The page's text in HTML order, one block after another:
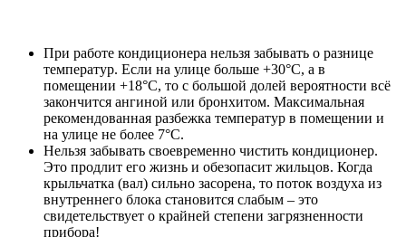
При работе кондиционера нельзя забывать о разнице
температур. Если на улице больше +30°С, а в
помещении +18°С, то с большой долей вероятности всё
закончится ангиной или бронхитом. Максимальная
рекомендованная разбежка температур в помещении и
на улице не более 7°С.
Нельзя забывать своевременно чистить кондиционер.
Это продлит его жизнь и обезопасит жильцов. Когда
крыльчатка (вал) сильно засорена, то поток воздуха из
внутреннего блока становится слабым – это
свидетельствует о крайней степени загрязненности
прибора!